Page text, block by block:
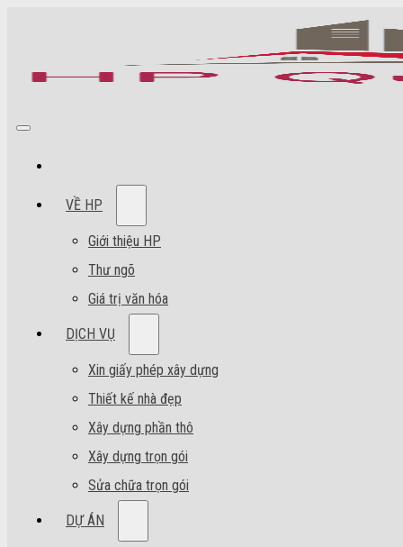
VỀ HP
Giới thiệu HP
Thư ngõ
Giá trị văn hóa
DỊCH VỤ
Xin giấy phép xây dựng
Thiết kế nhà đẹp
Xây dựng phần thô
Xây dựng trọn gói
Sửa chữa trọn gói
DỰ ÁN